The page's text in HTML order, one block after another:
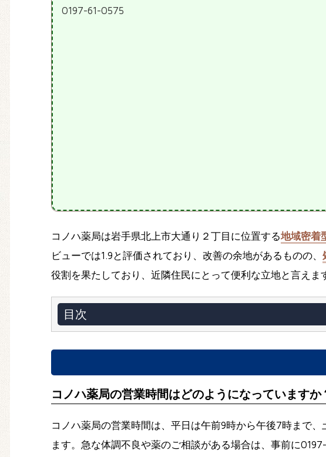
0197-61-0575
コノハ薬局は岩手県北上市大通り２丁目に位置する地域密着
ビューでは1.9と評価されており、改善の余地があるものの、
役割を果たしており、近隣住民にとって便利な立地と言えま
目次
コノハ薬局の営業時間はどのようになっていますか
コノハ薬局の営業時間は、平日は午前9時から午後7時まで
ます。急な体調不良や薬のご相談がある場合は、事前に